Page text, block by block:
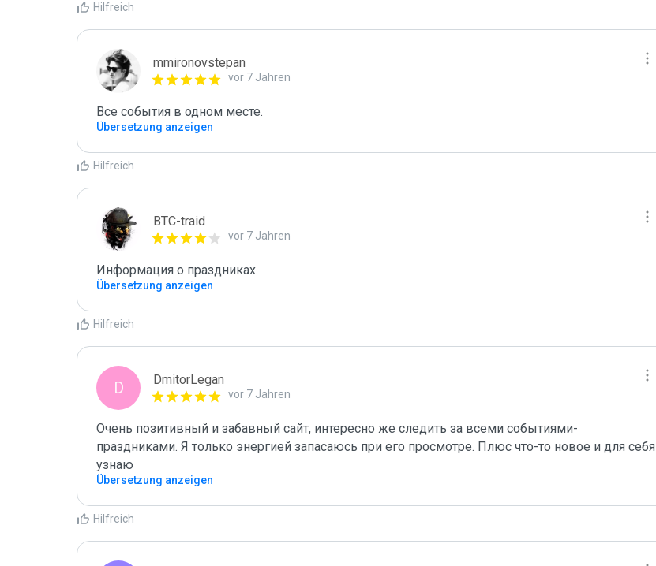
Hilfreich
mmironovstepan
vor 7 Jahren
Все события в одном месте.
Übersetzung anzeigen
Hilfreich
BTC-traid
vor 7 Jahren
Информация о праздниках.
Übersetzung anzeigen
Hilfreich
D DmitorLegan
vor 7 Jahren
Очень позитивный и забавный сайт, интересно же следить за всеми событиями-
праздниками. Я только энергией запасаюсь при его просмотре. Плюс что-то новое и для себя
узнаю
Übersetzung anzeigen
Hilfreich